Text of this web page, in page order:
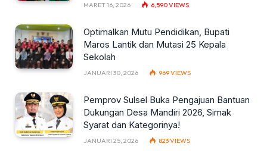
MARET 16, 2026 6,590VIEWS
Optimalkan Mutu Pendidikan, Bupati
Maros Lantik dan Mutasi 25 Kepala
Sekolah
JANUARI 30, 2026 969VIEWS
Pemprov Sulsel Buka Pengajuan Bantuan
Dukungan Desa Mandiri 2026, Simak
Syarat dan Kategorinya!
JANUARI 25, 2026 823VIEWS